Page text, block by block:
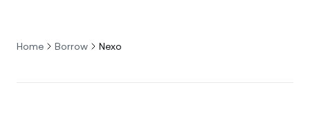
Home Borrow Nexo